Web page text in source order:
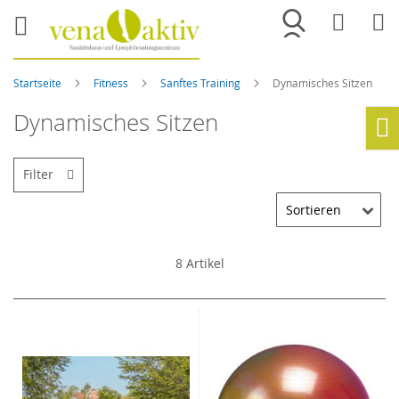
Merkliste
Startseite Fitness Sanftes Training Dynamisches Sitzen
Dynamisches Sitzen
8Artikel
Filter